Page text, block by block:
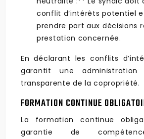
conflit d’intérêts potentiel
prendre part aux décisions
prestation concernée.
En déclarant les conflits
garantit une
transparente de la copropriété.
FORMATION CONTINUE
La formation continue
garantie de